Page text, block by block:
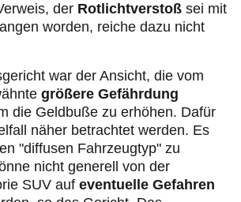
der Rotlichtverstoß sei mit
worden, reiche dazu nicht
war der Ansicht, die vom
größere Gefährdung
die Geldbuße zu erhöhen. Dafür
näher betrachtet werden. Es
"diffusen Fahrzeugtyp" zu
nicht generell von der
SUV auf eventuelle Gefahren